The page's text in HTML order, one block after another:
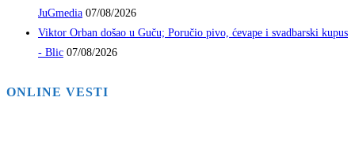
JuGmedia 07/08/2026
Viktor Orban došao u Guču; Poručio pivo, ćevape i svadbarski kupus
- Blic 07/08/2026
ONLINE VESTI